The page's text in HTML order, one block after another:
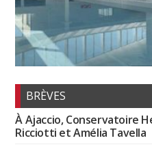
BRÈVES
À Ajaccio, Conservatoire
Ricciotti et Amélia Tavella